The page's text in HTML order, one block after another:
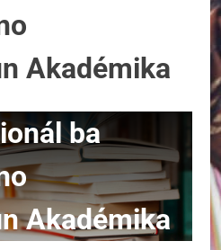
Akadémika
ba
Akadémika